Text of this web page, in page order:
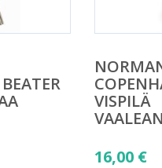
VISPILÄ
16,00 €